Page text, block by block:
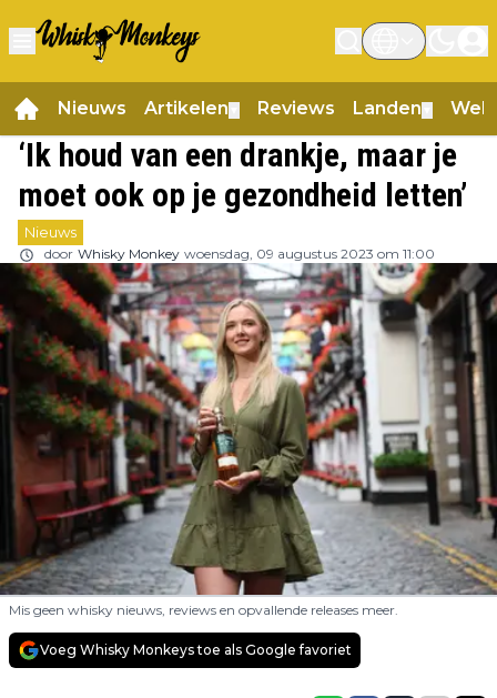
Nieuws Artikelen Reviews Landen
‘Ik houd van een drankje, maar je
moet ook op je gezondheid letten’
Nieuws
door Whisky Monkey woensdag, 09 augustus 2023 om 11:00
Mis geen whisky nieuws, reviews en opvallende releases meer.
Voeg Whisky Monkeys toe als Google favoriet